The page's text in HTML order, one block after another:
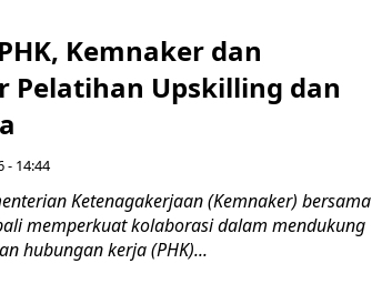
Kemnaker dan
Pelatihan Upskilling dan
- 14:44
Ketenagakerjaan (Kemnaker) bersama
memperkuat kolaborasi dalam mendukung
hubungan kerja (PHK)...